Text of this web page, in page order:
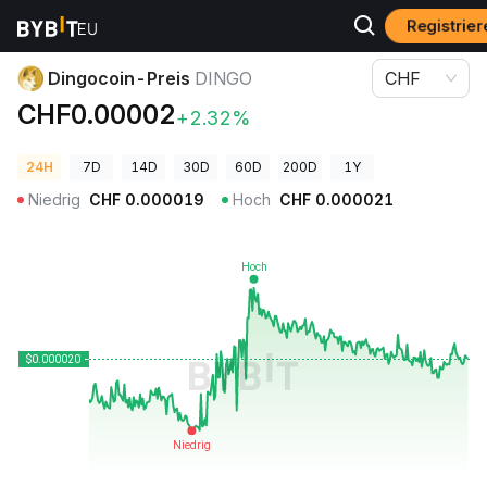
Krypto-Preise
Dingocoin-Preis DINGO
CHF0.00002+2.32%
CHF
24H 7D 14D 30D 60D 200D 1Y
Niedrig CHF 0.000019 Hoch CHF 0.000021